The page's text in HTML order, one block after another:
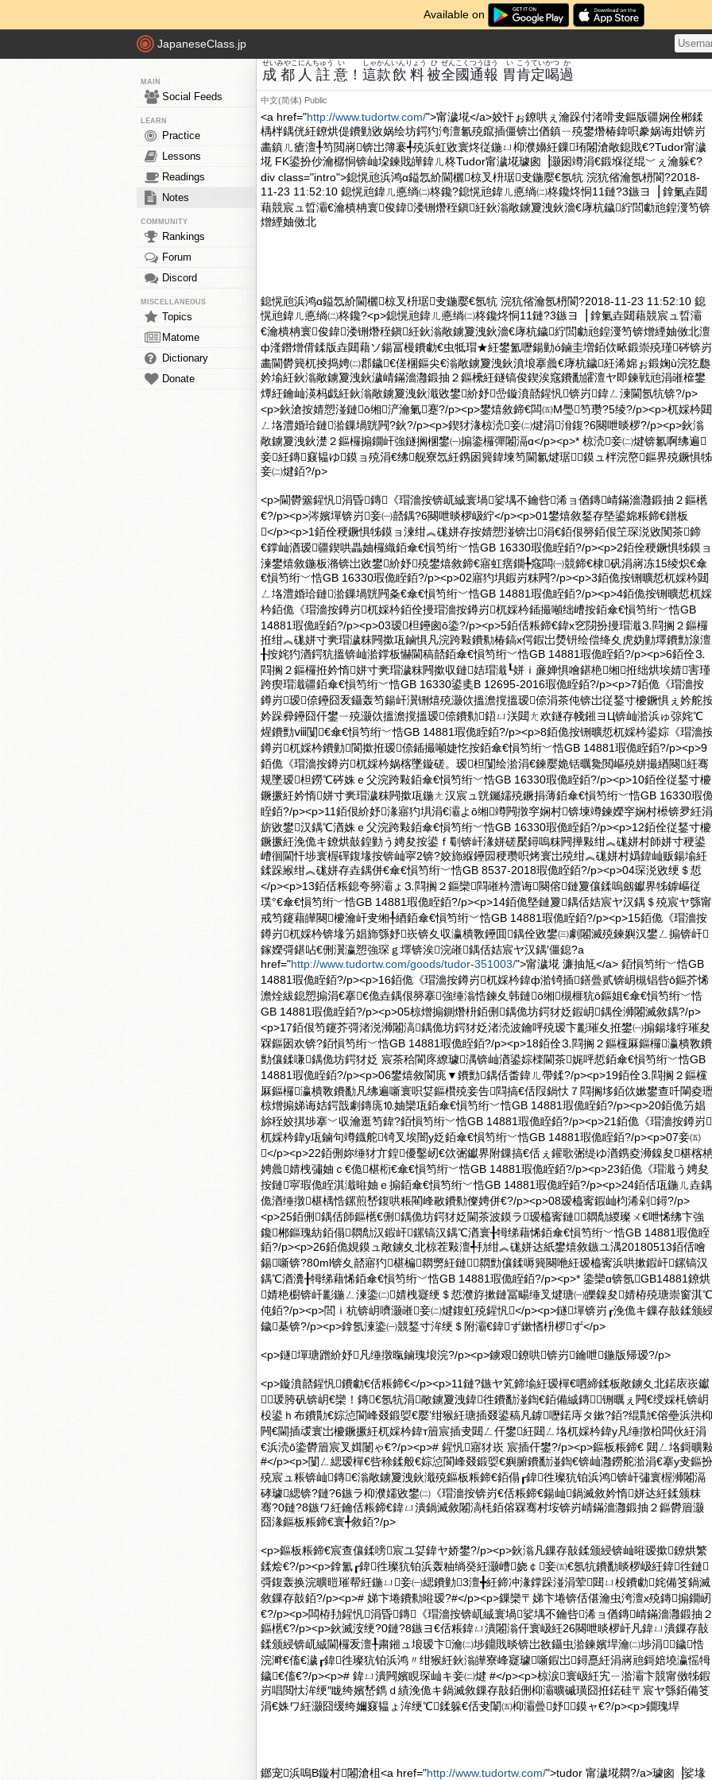
Available on
JapaneseClass.jp
MAIN
Social Feeds
LEARN
Practice
Lessons
Readings
Notes
COMMUNITY
Rankings
Forum
Discord
MISCELLANEOUS
Topics
Matome
Dictionary
Donate
成
せい
都
みやこ
人
にん
註
ちゅう
意
い
！ 這
しゃ
款
かん
飲料
いんりょう
被
ひ
全國
ぜんこく
通報
つうほう
胃
い
肯定
こうてい
喝
かつ
過
か
中文(简体) Public
<a href="http://www.tudortw.com/">甯濊埖</a>姣忓ぉ鐐哄ぇ瀹跺付渚嗗叏鏂版疆娴佺郴鍒
楀柈鍝侊紝鐐烘偍鐨勭敓娲绘坊鍔犳洿澶氱殑鑹插僵锛岀偤鎮ㄧ殑鐢熸椿鍏呮豢娲诲姏锛岃
畵鎮ㄦ瘡澶╀笉閲嶈锛岀簿褰╃殑浜虹敓寰炵従鍦ㄩ枊濮嬶紝鏁珛闂滄敞鎴戝€?Tudor甯濊
埖 FK鍙扮仯瀹樼恫锛屾垜鍊戝皣鍏ㄦ柊Tudor甯濊埖璩囪▕灏囦竴涓€鍛堢従绲﹀ぇ瀹躲€?
div class="intro">鎴愰兘浜鸿ɑ鎰忥紒閫欐椋叉枡琚叏鍦嬮€氬牨 浣犺偗瀹氬枬閬?2018-
11-23 11:52:10 鎴愰兘鍏ㄦ悳绱㈡柊鑱?鎴愰兘鍏ㄦ悳绱㈡柊鑱炵恫11鏈?3鏃ヨ▕ 鎿氭垚閮
藉競宸ュ晢灞€瀹樻柟寰俊鍏溇铏熸秷鎭紝鈥滃敞鐪夐洩鈥濇€庨杭鐬紵閭勮兘鍠濅笉锛
熷緸妯傚北
鎴愰兘浜鸿ɑ鎰忥紒閫欐椋叉枡琚叏鍦嬮€氬牨 浣犺偗瀹氬枬閬?2018-11-23 11:52:10 鎴
愰兘鍏ㄦ悳绱㈡柊鑱?<p>鎴愰兘鍏ㄦ悳绱㈡柊鑱炵恫11鏈?3鏃ヨ▕ 鎿氭垚閮藉競宸ュ晢灞
€瀹樻柟寰俊鍏溇铏熸秷鎭紝鈥滃敞鐪夐洩鈥濇€庨杭鐬紵閭勮兘鍠濅笉锛熷緸妯傚北澶
ф湰鐕熷偝鍒版垚閮藉ソ鍚冨槾鐨勮€虫牴瑁★紝鐢氳嚦鍚勭ó鏀圭増銆佽畩鍛崇殑瑾硶锛岃
畵閫欎簨杌掕捣娉㈡郡鐬€傞棞鏂尖€滃敞鐪夐洩鈥濆埌搴曟€庨杭鐬紝浠婂ぉ鍛婅ù浣犵瓟
妗堬紝鈥滃敞鐪夐洩鈥濊崝鏋濇灉鍛抽２鏂欙紝鐩镐俊鍥涘窛鐨勫皬澶ヤ即鍊戦兘涓嶉檶鐢
燂紝鑰屾渶杩戯紝鈥滃敞鐪夐洩鈥濈敓鐢紒妤嵒鏇濆嚭鍟忛锛岃鍏ㄥ湅閫氬牨锛?/p>
<p>鈥滄按婧愬湴鏈ō缃浐瀹氭蹇?/p><p>鐢熺敘鍗€闆㈤Μ璺笉瓒?5绫?/p><p>杌婇枔閮
ㄥ垎澧婚珨鏈湁鏁堝皝闁?鈥?/p><p>鍥犲湪椋涜妾㈡煡涓洕鍑?6闋呭晱椤?/p><p>鈥滃
敞鐪夐洩鈥濋２鏂欏搧鐗屽強鐩搁棞鐢㈠搧鍌欏彈闂滆ɑ</p><p>* 椋涜妾㈡煡锛氱啊绋遍
妾紝鏄窡韫ゆ鏌ョ殑涓€绋舰寮忥紝鎸囦簨鍏堜笉閫氱煡琚鏌ュ柈浣嶅鏂界殑鐝惧牬
妾㈡煡銆?/p>
<p>閫欎簺鍟忛涓昏鏄《瑁濇按锛屼絾寰堝娑堣不鑰呰浠ョ偤鏄崝鏋濇灉鍛抽２鏂欍
€?/p><p>涔嬪墠锛岃妾㈠嚭鍝?6闋呭晱椤岋紵</p><p>01鐢熺敘鍫存墍鍙婂粻鍗€鐠板
</p><p>1銆佺稉鐝惧牬鏌ョ湅绀︽硥姘存按婧愬湴锛岀涓€銆佷簩銆佷笁琛涚敓闃茶鍗
€鐣屾湭瑷疆鍥哄畾妯欏織銆傘€愪笉绗﹀悎GB 16330瑕佹眰銆?/p><p>2銆佺稉鐝惧牬鏌ョ
湅鐢熺敘鍦板潃锛岀敓鐢紒妤殑鐢熺敘鍗€寤虹瘔鐗╄窛闆㈠競鍗€棣矾涓嶈冻15绫炽€傘
€愪笉绗﹀悎GB 16330瑕佹眰銆?/p><p>02寤犳埧鍜岃粖闁?/p><p>3銆佹按铏曠悊杌婇枔閮
ㄥ垎澧婚珨鏈湁鏁堝皝闁夈€傘€愪笉绗﹀悎GB 14881瑕佹眰銆?/p><p>4銆佹按铏曠悊杌婇
枔銆佹《瑁濇按鐏岃杌婇枔銆佺摱瑁濇按鐏岃杌婇枔鍤撮噸绌嶆按銆傘€愪笉绗﹀悎GB
14881瑕佹眰銆?/p><p>03瑷柦鑸囪ō鍌?/p><p>5銆佸粻鍗€鍏х穵閯扮摱瑁濈⒊閰搁２鏂欏
拰绀︽硥姘寸亴瑁濊粖闁撳瓨鏀惧凡浣跨敤鐨勬椿鎬х偔鍜岀熃钘绘偿绛夊虎妫勭墿鐨勯湶澶
╂按姹犳湭鍔犺搵锛屾湁鐣板懗閫稿嚭銆傘€愪笉绗﹀悎GB 14881瑕佹眰銆?/p><p>6銆佺⒊
閰搁２鏂欏拰妗惰姘寸亴瑁濊粖闁撳収鏈姞瑁濈┖姘ｉ亷婵惧噲鍖栬缃拰绌烘埃婧害瑾
跨瘈瑁濈疆銆傘€愪笉绗﹀悎GB 16330鍙奊B 12695-2016瑕佹眰銆?/p><p>7銆佹《瑁濇按
鐏岃瑷倷鑸囧叐鑷轰笉鍚屽瀷铏熺殑灏佽搵澹撹搵瑷倷涓茶伅锛岀従鍫寸櫦鐝惧ぇ妗舵
妗跺彛鑸囧仠鐢ㄧ殑灏佽搵澹撹搵瑷倷鐨勬鍣ㄩ浂閮ㄤ欢鐩存帴鎺ヨЦ锛屾湁浜ゅ弶姹℃
煋鐨勯ⅷ闅€傘€愪笉绗﹀悎GB 14881瑕佹眰銆?/p><p>8銆佹按铏曠悊杌婇枔鍙婃《瑁濇
鐏岃杌婇枔鐨勭閬撳拰瑷倷鍤撮噸婕忔按銆傘€愪笉绗﹀悎GB 14881瑕佹眰銆?/p><p>9
銆佹《瑁濇按鐏岃杌婇枔娲楁墜鏇磋。瑷柦闅绘湁涓€鍊嬮姽铦曞毚閲嶇殑姘撮緧闋紝骞
规墜瑷柦鐒℃硶姝ｅ父浣跨敤銆傘€愪笉绗﹀悎GB 16330瑕佹眰銆?/p><p>10銆佺従鍫寸櫦
鐝撅紝妗惰姘寸亴瑁濊粖闁撳瓨鍦ㄤ汉宸ュ皝钃嬬殑鐝捐薄銆傘€愪笉绗﹀悎GB 16330瑕
眰銆?/p><p>11銆佷紒妤湪寤犳埧涓€灞よō缃竴闁撴穻娴村锛堜竴鍊嬫穻娴村櫒锛夛紝涓
旂敓鐢汉鍝℃湭姝ｅ父浣跨敤銆傘€愪笉绗﹀悎GB 16330瑕佹眰銆?/p><p>12銆佺従鍫寸櫦
鐝撅紝浼佹キ鐐烘敼鍠勭う娉夋按鍙ｆ劅锛屽湪姘磋檿鐞嗚粖闁撶敤绀︽硥姘村師姘寸稉鍙
嶆徊閫忓埗寰楃磾鍑堟按锛屾寜2锛?姣斾緥鑸囩稉瓒呮烤寰岀殑绀︽硥姘村嬀鍏屾贩鍚堬紝
鍒跺緱绀︽硥姘存垚鍝併€傘€愪笉绗﹀悎GB 8537-2018瑕佹眰銆?/p><p>04琛涚敓绠＄悊
</p><p>13銆佸粻鎴夸簩灞ょ⒊閰搁２鏂欒閰嶉枔澧诲闋傛鏈夐儴鍒嗚劔钀界牬鎼嶇従
璞°€傘€愪笉绗﹀悎GB 14881瑕佹眰銆?/p><p>14銆佹墍鏈夐鍝佸姞宸ヤ汉鍝＄殑宸ヤ綔甯
戒笉鑳藉皣闋櫦瀹屽叏缃╀綇銆傘€愪笉绗﹀悎GB 14881瑕佹眰銆?/p><p>15銆佹《瑁濇按
鐏岃杌婇枔锛堟竻娼斾綔妤崁锛夊収瀛樻斁鑸囬鍝佺敓鐢㈢劇闂滅殑鍊嬩汉鐢ㄥ搧锛屽
鎵嬫彁鍖呫€侀瀷瀛愬強琛ｇ墿锛涘浣嶉鍝佸姞宸ヤ汉鍝′僵鎴?a
href="http://www.tudortw.com/goods/tudor-351003/">甯濊埖 濂抽尪</a> 銆愪笉绗﹀悎GB
14881瑕佹眰銆?/p><p>16銆佹《瑁濇按鐏岃杌婇枔鍏ф湁锜插鐥曡贰锛岄槻锠呰ō鏂芥悕
澹烇紱鎴愬搧涓€搴€佹垚鍝佷簩搴強缍滃悎鍊夊韩鏈ō缃槻榧犺ō鏂姐€傘€愪笉绗﹀悎
GB 14881瑕佹眰銆?/p><p>05椋熷搧鍘熸枡銆侀鍝佹坊鍔犲姂鍜岄鍝佺浉闂滅敘鍝?/p>
<p>17銆佷笉鑳芥彁渚涚浉闂滈鍝佹坊鍔犲姂渚涜波鑰呯殑瑷卞彲璀夊拰鐢㈠搧鍚堟牸璀夋
槑鏂囦欢锛?銆愪笉绗﹀悎GB 14881瑕佹眰銆?/p><p>18銆佺⒊閰搁２鏂欓厤鏂欏瀛樻斁鐨
勯儴鍒嗛鍝佹坊鍔犲姂 宸茶秴閬庝繚璩湡锛屾湭鍙婃檪閫茶娓呯悊銆傘€愪笉绗﹀悎GB
14881瑕佹眰銆?/p><p>06鐢熺敘閬庣▼鐨勯鍝佸畨鍏ㄦ帶鍒?/p><p>19銆佺⒊閰搁２鏂欓
厤鏂欏瀛樻斁鐨勫凡绋遍噺寰呮姇鏂欑殑妾告閰搞€佸叚鍋忕７閰搁垑銆佽嫰鐢查吀閳夌
椋熷搧娣诲姞鍔戠劇鏄庣⒑妯欒瓨銆傘€愪笉绗﹀悎GB 14881瑕佹眰銆?/p><p>20銆佹竻娼
旀秷姣掑埗搴﹀収瀹逛笉鍏?銆愪笉绗﹀悎GB 14881瑕佹眰銆?/p><p>21銆佹《瑁濇按鐏岃
杌婇枔鍏у瓨鏀句竴鐡舵锜叉埃闇у姂銆傘€愪笉绗﹀悎GB 14881瑕佹眰銆?/p><p>07妾㈤
</p><p>22銆侀妳缍犲亣鍠優鑿屻€佽弻钀界附鏁搞€佸ぇ鑵歌弻缇ゆ湭鎸夌浉鎳夋椹楁
娉曟婧栧彇妯ｃ€佹椹椼€傘€愪笉绗﹀悎GB 14881瑕佹眰銆?/p><p>23銆佹《瑁濈う娉夋
按鏈寜瑕佹眰淇濈暀妯ｅ搧銆傘€愪笉绗﹀悎GB 14881瑕佹眰銆?/p><p>24銆佸瓨鍦ㄦ垚鍝
佹湭缍撴椹楀悎鏍煎嵆鍑哄粻閵峰敭鐨勬儏娉併€?/p><p>08瑷橀寗鍜屾枃浠剁鐞?/p>
<p>25銆侀鍝佸師鏂欍€侀鍝佹坊鍔犲姂閫茶波鏌ラ瑷橀寗鏈閷勪緵璨ㄨ€呭悕绋卞強
鑱郴鏂瑰紡銆傝閷勪汉鍜屽鏍镐汉鍝℃湭寰╂牳绨藉悕銆傘€愪笉绗﹀悎GB 14881瑕佹眰
銆?/p><p>26銆佹娊鏌ュ敞鐪夊北椋茬敤澶╃劧绀︽硥姘达紙鐢熺敘鏃ユ湡20180513銆佸噲
鍚噺锛?80ml锛夊嚭寤犳椹楄閷勶紝鏈閷勯儴鍒嗕簨闋咃紝瑷橀寗浜哄摗鍜屽鏍镐汉
鍝℃湭瀵╂牳绨藉悕銆傘€愪笉绗﹀悎GB 14881瑕佹眰銆?/p><p>* 鍌欒ɑ锛氬GB14881鐐烘
婧栬櫉锛屽彲鍦ㄥ湅鍌㈡婧栧寲绠＄悊濮斿摗鏈冨畼缍叉煡瑭㈠皪鎳夋婧栫殑瑭崇窗淇℃
伅銆?/p><p>閭ｉ杭锛岄嚌灏嶉妾㈡煡鍑虹殑鍟忛</p><p>鐩墠锛岃┎浼佹キ鏁存敼鍒颁
鐬棊锛?/p><p>鎿氬湅鍌㈠競鍫寸洠绠＄附灞€鍏ず鏉愭枡椤ず</p>
<p>鐩墠瑭蹭紒妤凡缍撴暣鏀瑰埌浣?/p><p>鐪艰鐐哄锛岃鑰呭鍦版帰瑷?/p>
<p>鏇濆嚭鍟忛鐨勮€佸粻鍗€</p><p>11鏈?鏃ヤ笂鍗堬紝瑷樿€呬締鍒板敞鐪夊北鍩庡崁钀
瑗胯矾锛岄€欒！鏄€氬牨涓敞鐪夐洩鍏徃鐨勫湴鍧€銆備絾鏄┎铏曞ぇ闁€绶婇枆锛岄
杸鍙ｈ布鐨勩€婃惉閬峰叕鍛娿€嬮’绀猴紝瑭插叕鍙稿凡鎼嚦鍩庤タ鏉?銆?绲勩€傛壘浜洪枊
闁€閫插叆寰岀櫦鐝撅紝杌婇枔鍏т篃宸插叏閮ㄥ仠鐢紝閮ㄥ垎杌婇枔鍏у凡缍撴柗闆伙紝涓
€浜涜ō鍌欎篃宸叉媶闄ゃ€?/p><p># 鍟忛寤犲崁 宸插仠鐢?/p><p>鏂板粻鍗€ 閮ㄥ垎鎶曠
#</p><p>闅ㄥ緦瑷樿€呰稌鍒般€婃惉閬峰叕鍛娿€嬩腑鐨勫湴鍧€锛屾灉鐒舵湁涓€搴у叏鏂扮
殑宸ュ粻锛屾鏄€滃敞鐪夐洩鈥濈殑鏂板粻鍗€銆傝┎鍏徃璨犺铂浜鸿锛屽彇寰楃浉闂滆
硣璩緦锛?鏈?6鏃ラ枊濮嬬敓鐢㈡《瑁濇按锛岃€佸粻鍗€鍚屾鍋滅敘妗惰姘达紝鍒颁粖
骞?0鏈?8鏃ワ紝鑰佸粻鍗€鍏ㄩ潰鍋滅敘闂滈枆銆傛槑骞村垵锛岃崝鏋濇灉鍛抽２鏂欎篃灏
囧湪鏂板粻鍗€寰╃敘銆?/p>
<p>鏂板粻鍗€宸查儴鍒嗙宸ユ姇鍏ヤ娇鐢?/p><p>鈥滃凡鏁存敼鍒颁綅锛屾暀瑷撳鐐烘繁
鍒烩€?/p><p>鎿氳┎鍏徃璨犺铂浜轰粙绱癸紝灏嶆娆￠妾㈤€氬牨鐨勫晱椤岋紝鍏徃鏈
彁鍑轰换浣曠暟璀帮紝鍦ㄩ妾㈠緦鐨勭3澶╋紝鍗冲湪鐣跺湴涓荤閮ㄩ杸鐨勮姹備笅鍋滅
敘鏁存敼銆?/p><p># 娣卞埢鐨勬暀瑷?#</p><p>鏁欒〒娣卞埢锛佸偡瀹虫洿澶х殑鏄搧鐗屻
€?/p><p>闆栫劧鍟忛涓昏鏄《瑁濇按锛屼絾寰堝娑堣不鑰呰浠ョ偤鏄崝鏋濇灉鍛抽
鏂欍€?/p><p>鈥滅洝绠?0鏈?8鏃ヨ€佸粻鍏ㄩ潰闂滃仠寰岋紝26闋呭晱椤屽凡鍏ㄩ潰鏁存敼
鍒颁綅锛屼絾閫欏叐澶╀粛鎺ュ埌瑷卞瀹㈡埗鐤戝晱锛岀敋鑷虫湁鍊嬪垾瀹㈡埗涓鐬悎
浣溿€傗€濊┎鍏徃璨犺铂浜鸿〃绀猴紝鈥滃皣寮峰寲璩噺鍜岀鐞嗭紝涓嶈兘鎶婄墝瀛愮牳
鐬€傗€?/p><p># 鍏ㄩ潰闁嬪睍琛屾キ妾㈡煡 #</p><p>椋涙寰岋紝宄ㄧ湁灞卞競甯傚牬鍜
岃唱閲忕洠绠″眬绔嬪嵆鐫ｄ績浼佹キ鍋滅敘鏁存敼銆侀枊灞曠磩璜囧拰鍩硅〒宸ヤ綔銆備笅
涓€姝ワ紝灏囧缓绔嬭窡韫ょ洠绠℃鍒躲€佸叏闈㈤枊灞曡妤鏌ャ€?/p><p>鐗瑰垾
鎯宠浜嗚В鏇村闂滄柤<a href="http://www.tudortw.com/">tudor 甯濊埖閷?/a>璩囪▕娑堟